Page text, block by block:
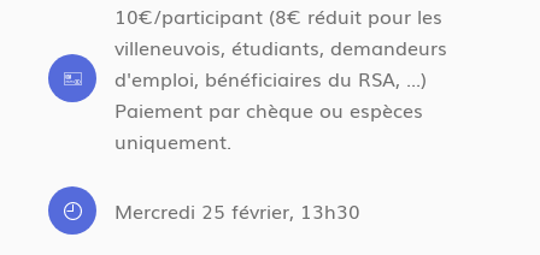
10€/participant (8€ réduit pour les
villeneuvois, étudiants, demandeurs
d'emploi, bénéficiaires du RSA, ...)
Paiement par chèque ou espèces
uniquement.
Mercredi 25 février, 13h30